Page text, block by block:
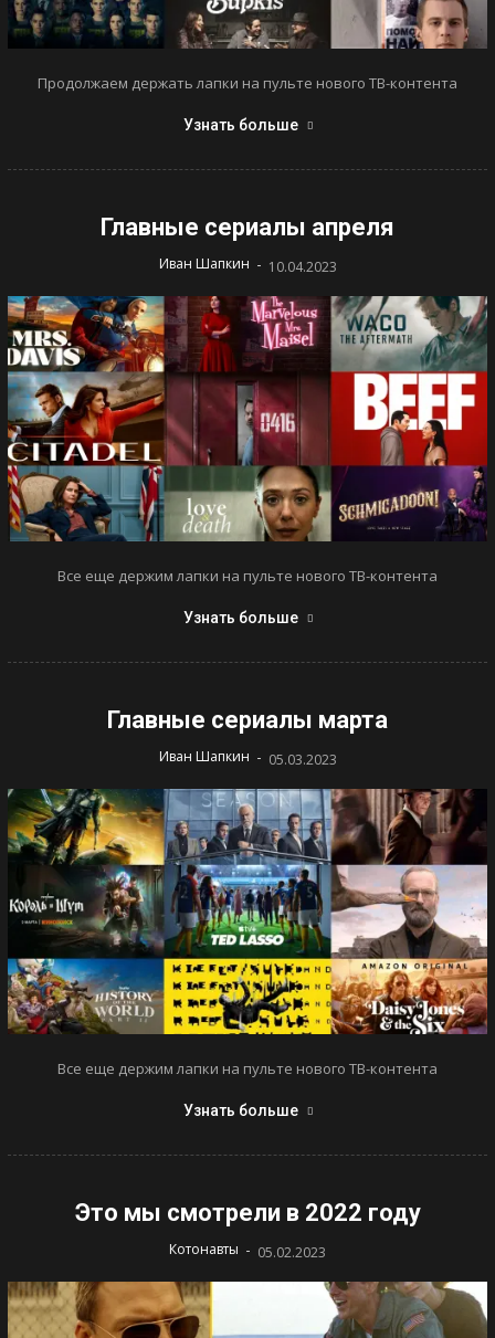
Продолжаем держать лапки на пульте нового ТВ-контента
Узнать больше
Главные сериалы апреля
Иван Шапкин - 10.04.2023
Все еще держим лапки на пульте нового ТВ-контента
Узнать больше
Главные сериалы марта
Иван Шапкин - 05.03.2023
Все еще держим лапки на пульте нового ТВ-контента
Узнать больше
Это мы смотрели в 2022 году
Котонавты - 05.02.2023